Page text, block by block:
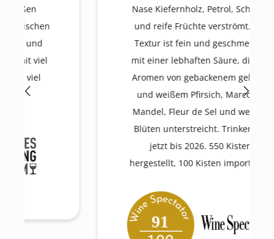
Nase Kiefernholz, Petrol, Schiefer
und reife Früchte verströmt. Die
Textur ist fein und geschmeidig,
mit einer lebhaften Säure, die die
Aromen von gebackenem gelbem
und weißem Pfirsich, Marcona-
Mandel, Fleur de Sel und weißen
Blüten unterstreicht. Trinken Sie
jetzt bis 2026. 550 Kisten
hergestellt, 100 Kisten importiert."